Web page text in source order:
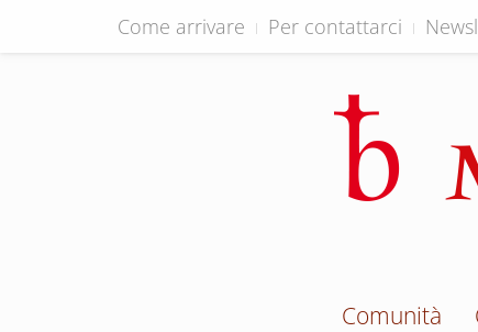
Come arrivare Per contattarci
Comunità